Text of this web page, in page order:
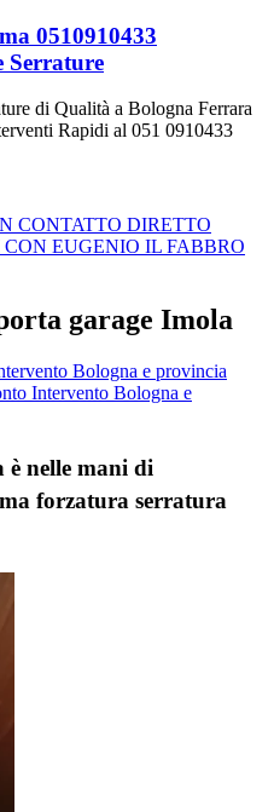
0510910433
Serrature
di Qualità a Bologna Ferrara
Rapidi al 051 0910433
CONTATTO DIRETTO
EUGENIO IL FABBRO
garage Imola
Bologna e provincia
Intervento Bologna e
è nelle mani di
forzatura serratura